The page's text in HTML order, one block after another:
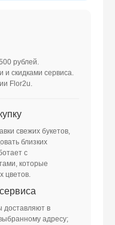
рублей.
и скидками сервиса.
Flor2u.
свежих букетов,
близких
с
которые
цветов.
доставляют в
адресу;